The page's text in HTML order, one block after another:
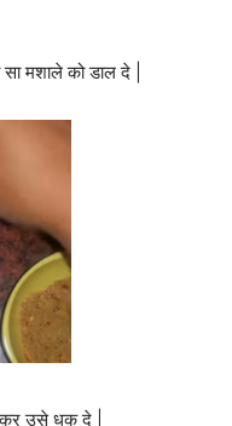
मशाले को डाल दे |
उसे धक दे |